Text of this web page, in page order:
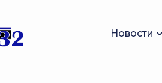
Новости